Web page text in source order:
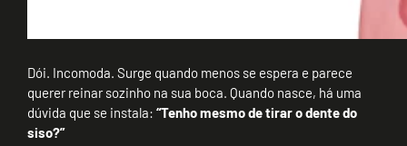
Dói. Incomoda. Surge quando menos se espera e parece
querer reinar sozinho na sua boca. Quando nasce, há uma
dúvida que se instala: “Tenho mesmo de tirar o dente do
siso?”